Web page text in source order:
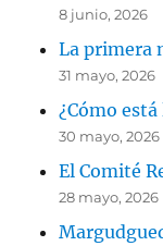
8 junio, 2026
La primera
31 mayo, 2026
¿Cómo
30 mayo, 2026
El Comité
28 mayo, 2026